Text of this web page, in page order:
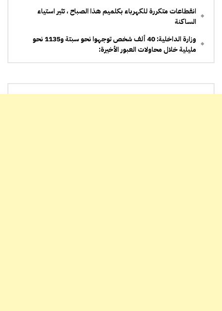
انقطاعات متكررة للكهرباء بكلميم هذا الصباح ، تثير استياء
الساكنة
وزارة الداخلية: 40 ألف شخص توجهوا نحو سبتة و1135 نحو
مليلية خلال محاولات العبور الأخيرة: